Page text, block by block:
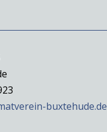
buxtehude.de